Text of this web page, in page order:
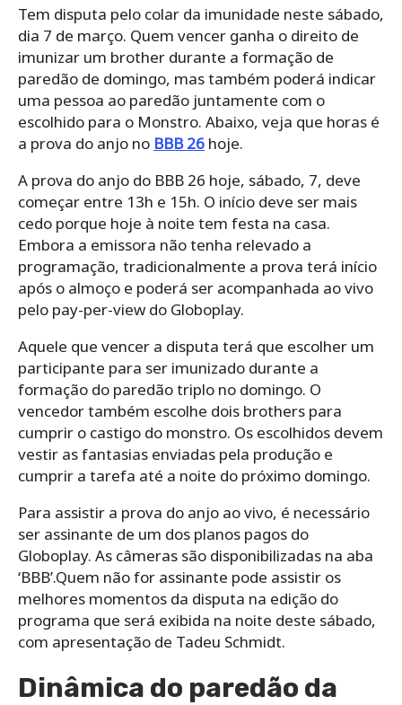
Tem disputa pelo colar da imunidade neste sábado,
dia 7 de março. Quem vencer ganha o direito de
imunizar um brother durante a formação de
paredão de domingo, mas também poderá indicar
uma pessoa ao paredão juntamente com o
escolhido para o Monstro. Abaixo, veja que horas é
a prova do anjo no BBB 26 hoje.
A prova do anjo do BBB 26 hoje, sábado, 7, deve
começar entre 13h e 15h. O início deve ser mais
cedo porque hoje à noite tem festa na casa.
Embora a emissora não tenha relevado a
programação, tradicionalmente a prova terá início
após o almoço e poderá ser acompanhada ao vivo
pelo pay-per-view do Globoplay.
Aquele que vencer a disputa terá que escolher um
participante para ser imunizado durante a
formação do paredão triplo no domingo. O
vencedor também escolhe dois brothers para
cumprir o castigo do monstro. Os escolhidos devem
vestir as fantasias enviadas pela produção e
cumprir a tarefa até a noite do próximo domingo.
Para assistir a prova do anjo ao vivo, é necessário
ser assinante de um dos planos pagos do
Globoplay. As câmeras são disponibilizadas na aba
‘BBB’.Quem não for assinante pode assistir os
melhores momentos da disputa na edição do
programa que será exibida na noite deste sábado,
com apresentação de Tadeu Schmidt.
Dinâmica do paredão da